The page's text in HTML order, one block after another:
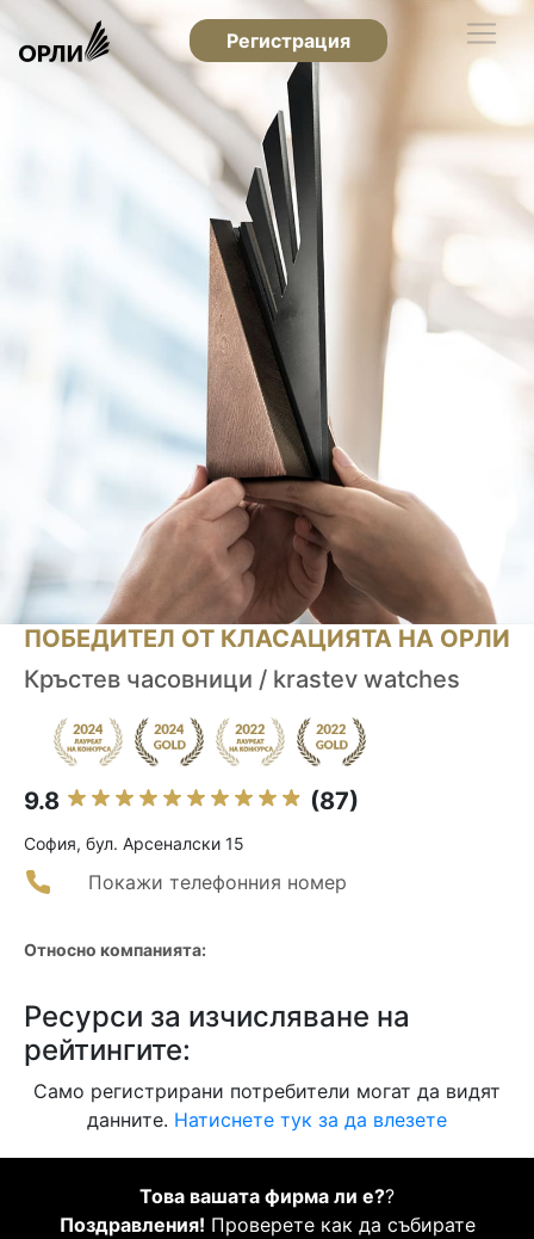
Регистрация
ПОБЕДИТЕЛ ОТ КЛАСАЦИЯТА НА ОРЛИ
Кръстев часовници / krastev watches
9.8 (87)
София, бул. Арсеналски 15
Покажи телефонния номер
Относно компанията:
Ресурси за изчисляване на
рейтингите:
Само регистрирани потребители могат да видят
данните. Натиснете тук за да влезете
Това вашата фирма ли е??
Поздравления! Проверете как да събирате